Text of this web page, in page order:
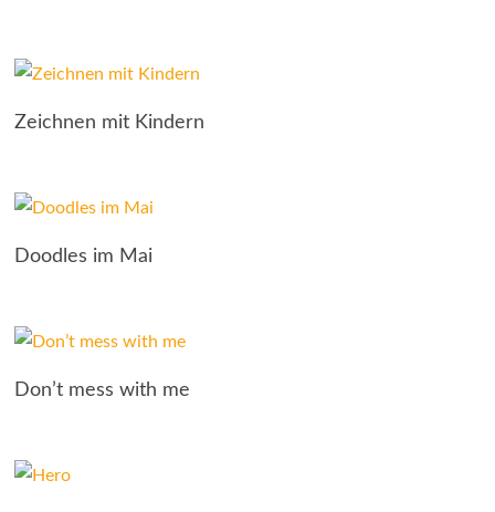
Zeichnen mit Kindern
Doodles im Mai
Don’t mess with me